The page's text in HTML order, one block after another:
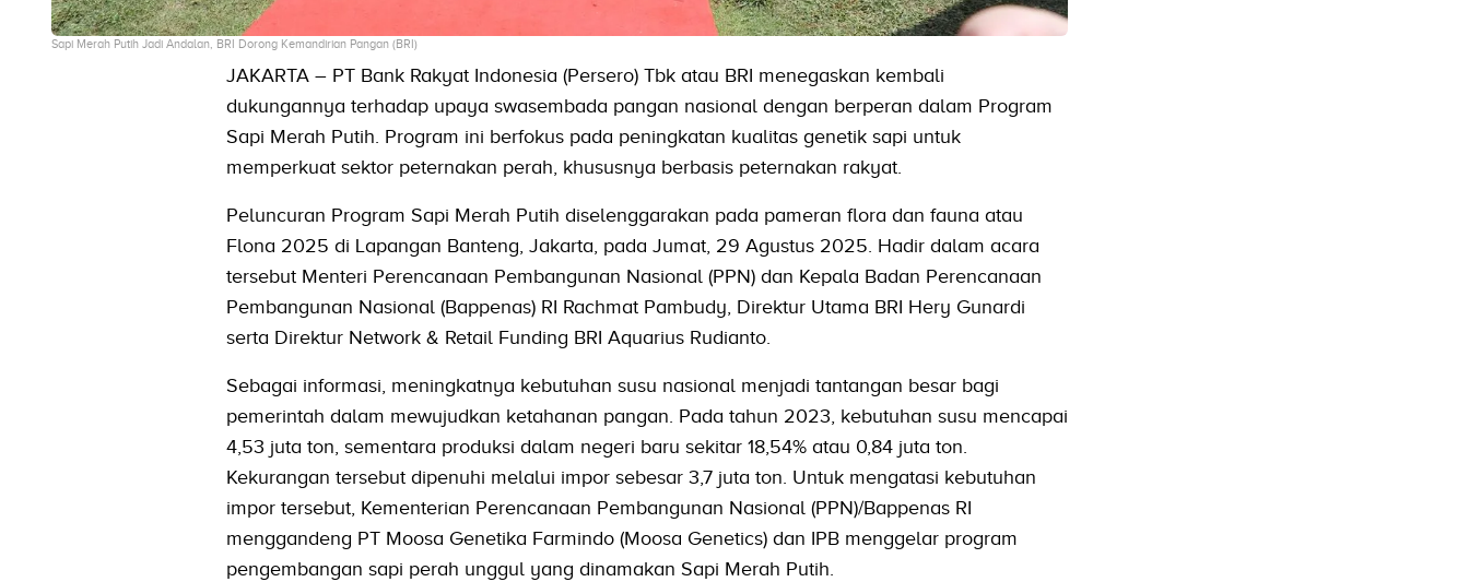
Sapi Merah Putih Jadi Andalan, BRI Dorong Kemandirian Pangan (BRI)
JAKARTA – PT Bank Rakyat Indonesia (Persero) Tbk atau BRI menegaskan kembali
dukungannya terhadap upaya swasembada pangan nasional dengan berperan dalam Program
Sapi Merah Putih. Program ini berfokus pada peningkatan kualitas genetik sapi untuk
memperkuat sektor peternakan perah, khususnya berbasis peternakan rakyat.
Peluncuran Program Sapi Merah Putih diselenggarakan pada pameran flora dan fauna atau
Flona 2025 di Lapangan Banteng, Jakarta, pada Jumat, 29 Agustus 2025. Hadir dalam acara
tersebut Menteri Perencanaan Pembangunan Nasional (PPN) dan Kepala Badan Perencanaan
Pembangunan Nasional (Bappenas) RI Rachmat Pambudy, Direktur Utama BRI Hery Gunardi
serta Direktur Network & Retail Funding BRI Aquarius Rudianto.
Sebagai informasi, meningkatnya kebutuhan susu nasional menjadi tantangan besar bagi
pemerintah dalam mewujudkan ketahanan pangan. Pada tahun 2023, kebutuhan susu mencapai
4,53 juta ton, sementara produksi dalam negeri baru sekitar 18,54% atau 0,84 juta ton.
Kekurangan tersebut dipenuhi melalui impor sebesar 3,7 juta ton. Untuk mengatasi kebutuhan
impor tersebut, Kementerian Perencanaan Pembangunan Nasional (PPN)/Bappenas RI
menggandeng PT Moosa Genetika Farmindo (Moosa Genetics) dan IPB menggelar program
pengembangan sapi perah unggul yang dinamakan Sapi Merah Putih.